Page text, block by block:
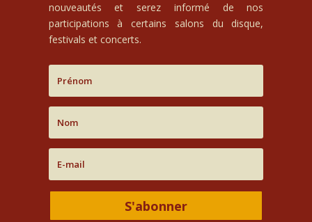
nouveautés et serez informé de nos
participations à certains salons du disque,
festivals et concerts.
S'abonner